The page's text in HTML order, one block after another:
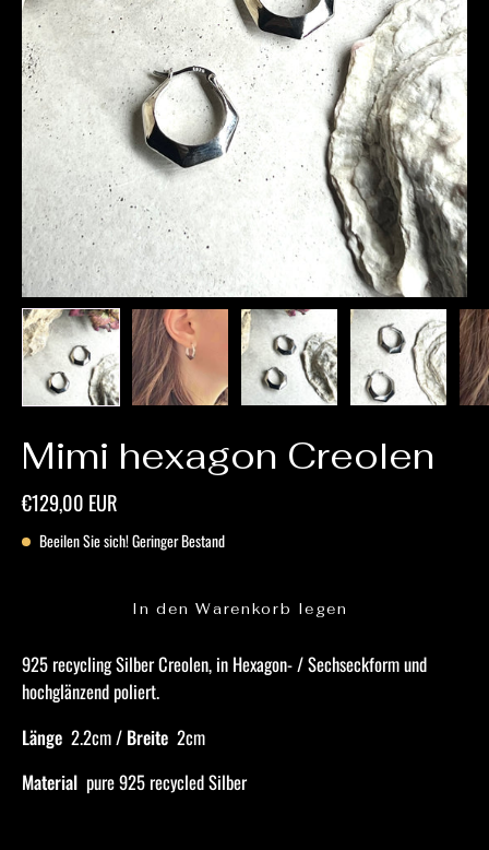
Mimi hexagon Creolen
€129,00 EUR
Beeilen Sie sich! Geringer Bestand
In den Warenkorb legen
925 recycling Silber Creolen, in Hexagon- / Sechseckform und
hochglänzend poliert.
Länge 2.2cm / Breite 2cm
Material pure925 recycled Silber